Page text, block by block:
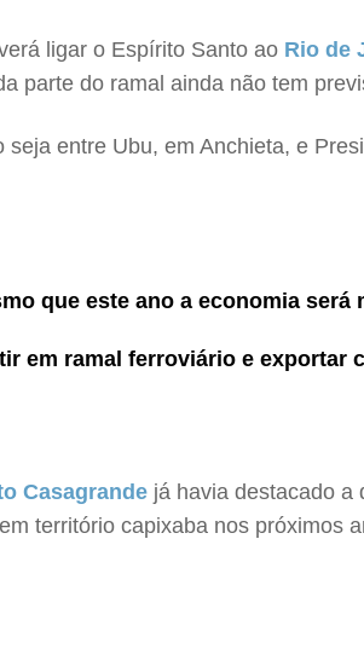
ligar o Espírito Santo ao Rio de
parte do ramal ainda não tem
entre Ubu, em Anchieta, e
que este ano a economia será
em ramal ferroviário e exportar
Casagrande já havia destacado a
território capixaba nos próximos